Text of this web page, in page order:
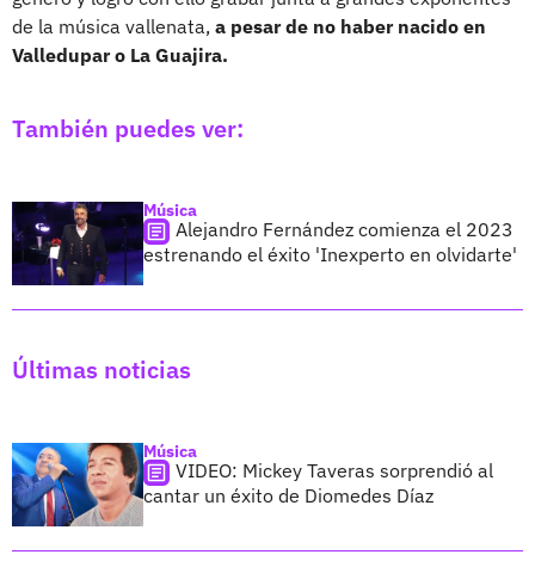
de la música vallenata, a pesar de no haber nacido en
Valledupar o La Guajira.
También puedes ver:
Música
Alejandro Fernández comienza el 2023
estrenando el éxito 'Inexperto en olvidarte'
Últimas noticias
Música
VIDEO: Mickey Taveras sorprendió al
cantar un éxito de Diomedes Díaz